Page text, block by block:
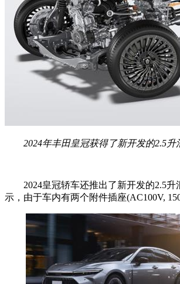
2024年丰田皇冠获得了新开发的2.5升
2024皇冠轿车还推出了新开发的2.5
示，由于车内有两个附件插座(AC100V,